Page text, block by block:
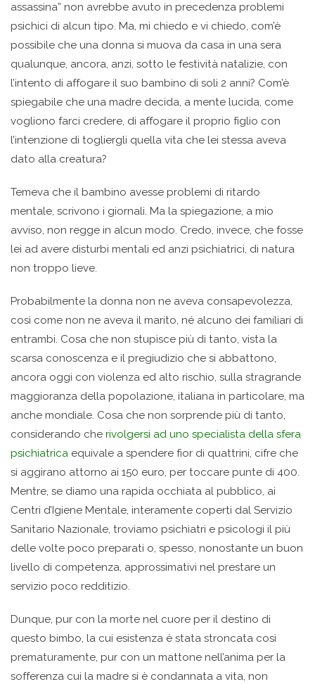
assassina” non avrebbe avuto in precedenza problemi
psichici di alcun tipo. Ma, mi chiedo e vi chiedo, com’è
possibile che una donna si muova da casa in una sera
qualunque, ancora, anzi, sotto le festività natalizie, con
l’intento di affogare il suo bambino di soli 2 anni? Com’è
spiegabile che una madre decida, a mente lucida, come
vogliono farci credere, di affogare il proprio figlio con
l’intenzione di togliergli quella vita che lei stessa aveva
dato alla creatura?
Temeva che il bambino avesse problemi di ritardo
mentale, scrivono i giornali. Ma la spiegazione, a mio
avviso, non regge in alcun modo. Credo, invece, che fosse
lei ad avere disturbi mentali ed anzi psichiatrici, di natura
non troppo lieve.
Probabilmente la donna non ne aveva consapevolezza,
così come non ne aveva il marito, né alcuno dei familiari di
entrambi. Cosa che non stupisce più di tanto, vista la
scarsa conoscenza e il pregiudizio che si abbattono,
ancora oggi con violenza ed alto rischio, sulla stragrande
maggioranza della popolazione, italiana in particolare, ma
anche mondiale. Cosa che non sorprende più di tanto,
considerando che rivolgersi ad uno specialista della sfera
psichiatrica equivale a spendere fior di quattrini, cifre che
si aggirano attorno ai 150 euro, per toccare punte di 400.
Mentre, se diamo una rapida occhiata al pubblico, ai
Centri d’Igiene Mentale, interamente coperti dal Servizio
Sanitario Nazionale, troviamo psichiatri e psicologi il più
delle volte poco preparati o, spesso, nonostante un buon
livello di competenza, approssimativi nel prestare un
servizio poco redditizio.
Dunque, pur con la morte nel cuore per il destino di
questo bimbo, la cui esistenza è stata stroncata così
prematuramente, pur con un mattone nell’anima per la
sofferenza cui la madre si è condannata a vita, non